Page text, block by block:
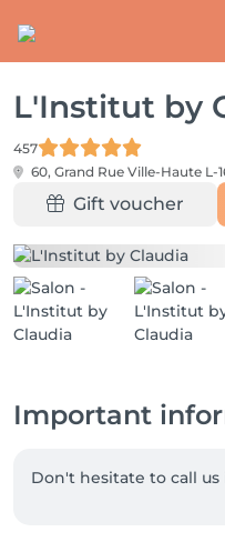
L'Institut by
457
60, Grand Rue Ville-Haute L-
Gift voucher
Important
Don't hesitate to call